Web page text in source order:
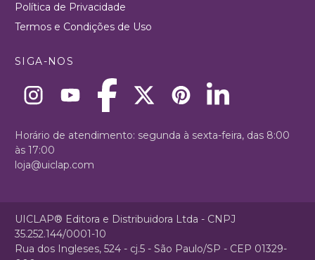
Política de Privacidade
Termos e Condições de Uso
SIGA-NOS
Horário de atendimento: segunda à sexta-feira, das 8:00
às 17:00
loja@uiclap.com
UICLAP® Editora e Distribuidora Ltda - CNPJ
35.252.144/0001-10
Rua dos Ingleses, 524 - cj.5 - São Paulo/SP - CEP 01329-